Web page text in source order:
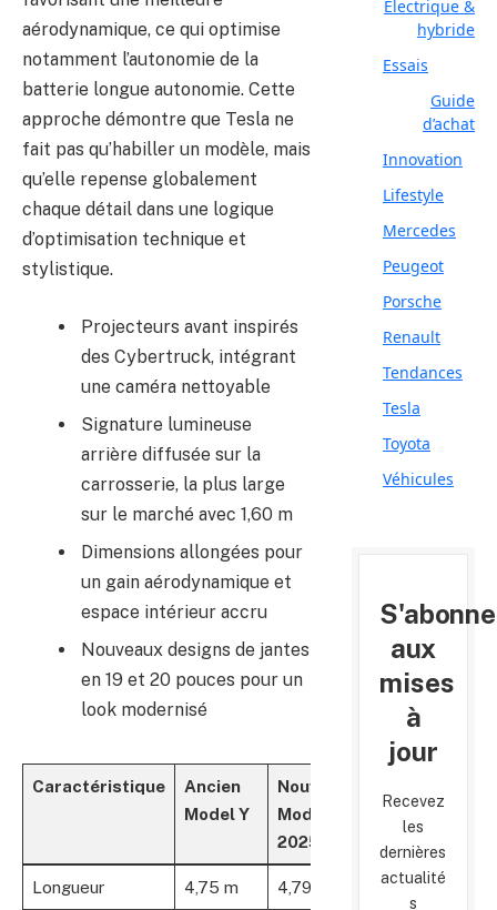
aérodynamique, ce qui optimise
notamment l’autonomie de la
batterie longue autonomie. Cette
approche démontre que Tesla ne
fait pas qu’habiller un modèle, mais
qu’elle repense globalement
chaque détail dans une logique
d’optimisation technique et
stylistique.
Projecteurs avant inspirés
des Cybertruck, intégrant
une caméra nettoyable
Signature lumineuse
arrière diffusée sur la
carrosserie, la plus large
sur le marché avec 1,60 m
Dimensions allongées pour
un gain aérodynamique et
espace intérieur accru
Nouveaux designs de jantes
en 19 et 20 pouces pour un
look modernisé
Caractéristique
Ancien
Model Y
Nouveau
Model Y
2025
Longueur 4,75 m 4,79 m
Electrique &
hybride
Essais
Guide
d’achat
Innovation
Lifestyle
Mercedes
Peugeot
Porsche
Renault
Tendances
Tesla
Toyota
Véhicules
aux
mises
à
jour
Recevez
les
dernières
actualité
s